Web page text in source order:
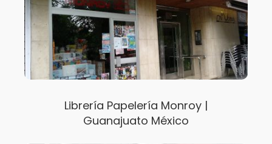
Librería Papelería Monroy |
Guanajuato México